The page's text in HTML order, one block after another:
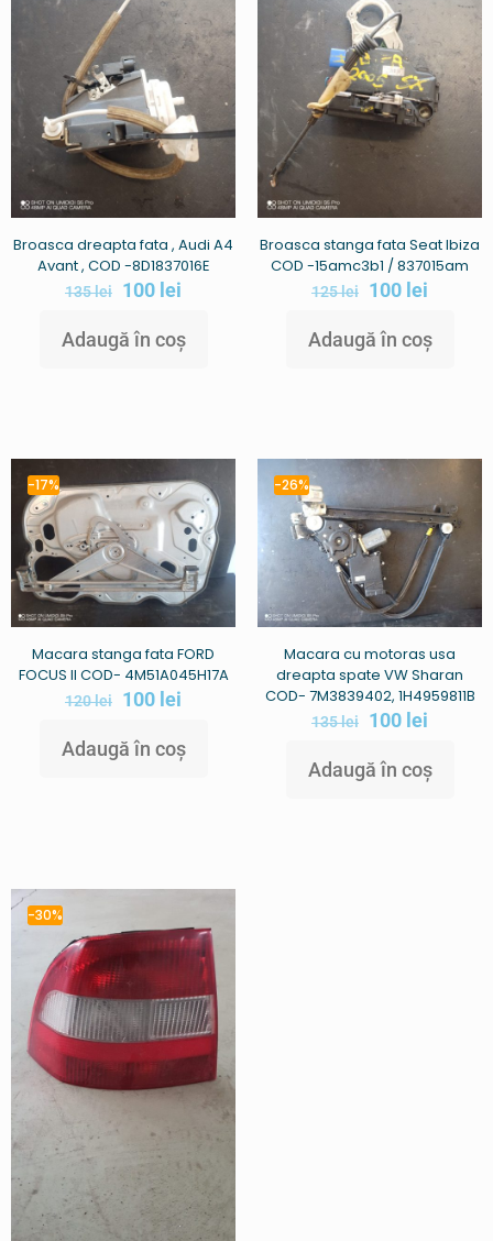
Broasca dreapta fata , Audi A4
Avant , COD -8D1837016E
135lei 100 lei
Adaugă în coș
Broasca stanga fata Seat Ibiza
COD -15amc3b1 / 837015am
125lei 100 lei
Adaugă în coș
-17%
Macara stanga fata FORD
FOCUS II COD- 4M51A045H17A
120lei 100 lei
Adaugă în coș
-26%
Macara cu motoras usa
dreapta spate VW Sharan
COD- 7M3839402, 1H4959811B
135lei 100 lei
Adaugă în coș
-30%